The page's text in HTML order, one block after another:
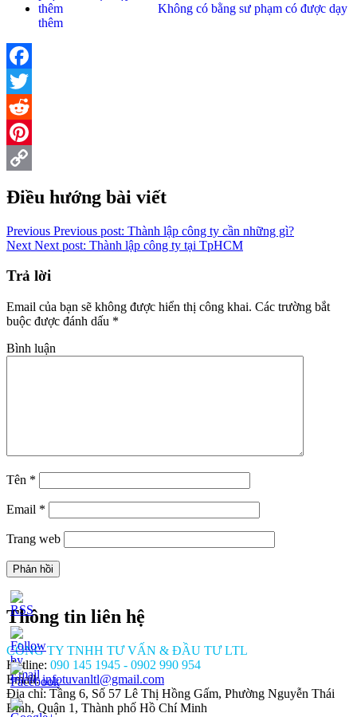
Không có bằng sư phạm có được dạy
thêm
Facebook
Twitter
Reddit
Pinterest
Điều hướng bài viết
Previous Previous post: Thành lập công ty cần những gì?
Next Next post: Thành lập công ty tại TpHCM
Trả lời
Email của bạn sẽ không được hiển thị công khai. Các trường bắt
buộc được đánh dấu *
Bình luận
Tên *
Email *
Trang web
Thông tin liên hệ
CÔNG TY TNHH TƯ VẤN & ĐẦU TƯ LTL
Hotline: 090 145 1945 - 0902 990 954
Email:infotuvanltl@gmail.com
Địa chỉ: Tầng 6, Số 57 Lê Thị Hồng Gấm, Phường Nguyễn Thái
Bình, Quận 1, Thành phố Hồ Chí Minh